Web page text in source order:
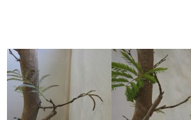
Blog
Contact